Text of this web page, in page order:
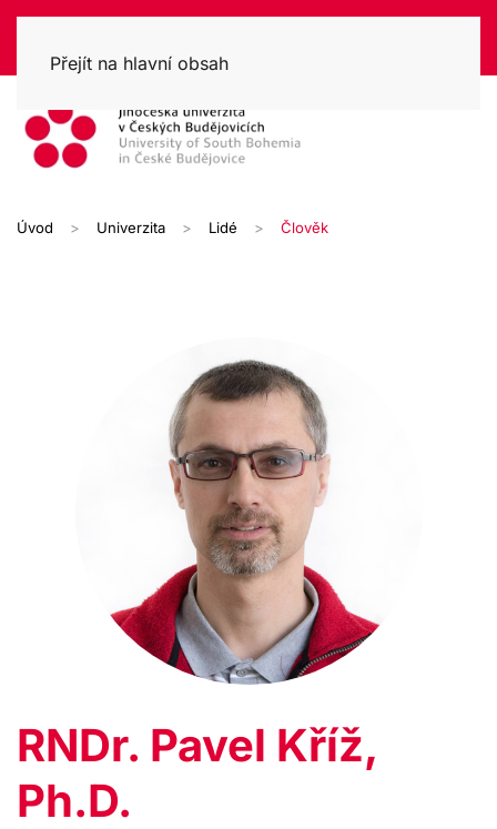
Přejít na hlavní obsah
Úvod Univerzita Lidé Člověk
RNDr. Pavel Kříž,
Ph.D.